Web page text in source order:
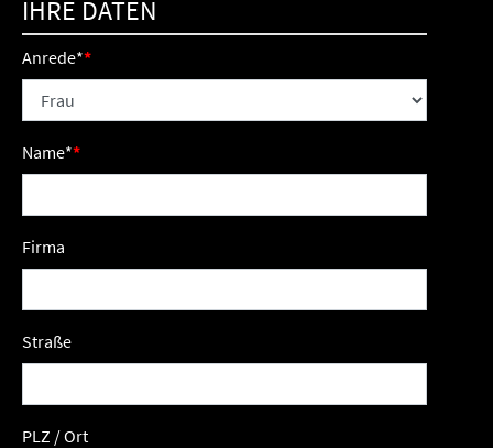
IHRE DATEN
Anrede*
Name*
Firma
Straße
PLZ / Ort